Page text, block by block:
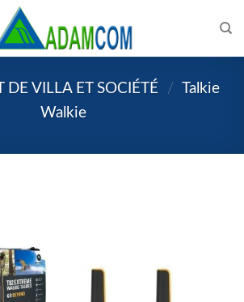
DE VILLA ET SOCIÉTÉ / Talkie
Walkie